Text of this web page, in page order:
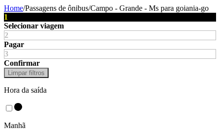
Home/Passagens de ônibus/Campo - Grande - Ms para goiania-go
1
Selecionar viagem
2
Pagar
3
Confirmar
Limpar filtros
Hora da saída
Manhã